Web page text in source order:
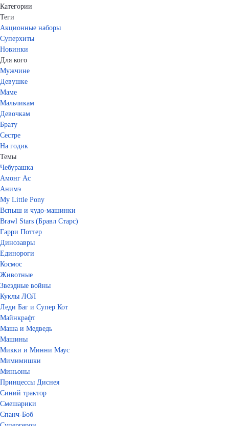
Категории
Теги
Акционные наборы
Суперхиты
Новинки
Для кого
Мужчине
Девушке
Маме
Мальчикам
Девочкам
Брату
Сестре
На годик
Темы
Чебурашка
Амонг Ас
Анимэ
My Little Pony
Вспыш и чудо-машинки
Brawl Stars (Бравл Старс)
Гарри Поттер
Динозавры
Единороги
Космос
Животные
Звездные войны
Куклы ЛОЛ
Леди Баг и Супер Кот
Майнкрафт
Маша и Медведь
Машины
Микки и Минни Маус
Мимимишки
Миньоны
Принцессы Диснея
Синий трактор
Смешарики
Спанч-Боб